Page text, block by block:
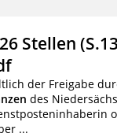
Stellen
der Freigabe
des
...